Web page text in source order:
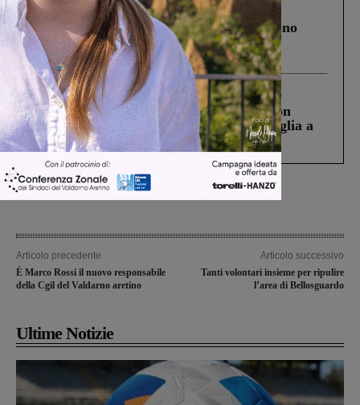
Cronaca 4 Agosto 2026
Un anno fa la strage in A1 in cui morirono
Gianni, Giulia e Franco. Lo schianto, il
processo, lo stop ai sorpassi fra tir....
Cronaca 3 Agosto 2026
Scomparso da una struttura di Castiglion
Fiorentino l’uomo che aveva ucciso la figlia a
Levane nel 2020
Articolo precedente
È Marco Rossi il nuovo responsabile
della Cgil del Valdarno aretino
Articolo successivo
Tanti volontari insieme per ripulire
l’area di Bellosguardo
Ultime Notizie